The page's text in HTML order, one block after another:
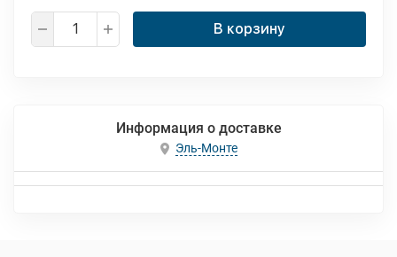
В корзину
Информация о доставке
Эль-Монте